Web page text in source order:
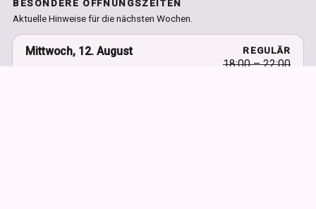
BESONDERE ÖFFNUNGSZEITEN
Aktuelle Hinweise für die nächsten Wochen.
Mittwoch, 12. August REGULÄR
18:00 – 22:00